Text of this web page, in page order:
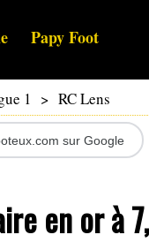
Papy Foot
1 > RC Lens
sur Google
en or à